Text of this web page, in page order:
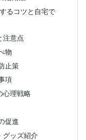
るコツと自宅で
注意点
物
止策
項
心理戦略
促進
グッズ紹介